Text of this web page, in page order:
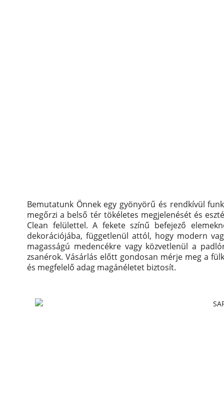
Bemutatunk Önnek egy gyönyörű és rendkívül
megőrzi a belső tér tökéletes megjelenését és
Clean felülettel. A fekete színű befejező
dekorációjába, függetlenül attól, hogy modern
magasságú medencékre vagy közvetlenül a
zsanérok. Vásárlás előtt gondosan mérje meg a
és megfelelő adag magánéletet biztosít.